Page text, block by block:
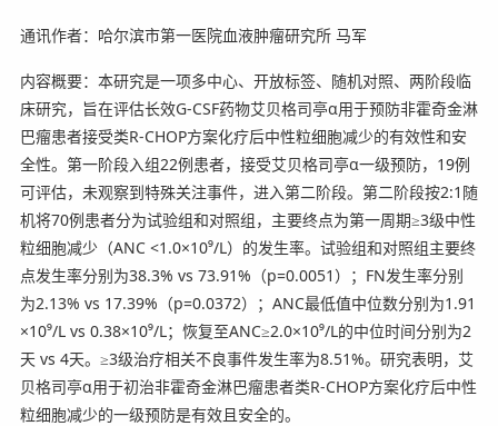
通讯作者：哈尔滨市第一医院血液肿瘤研究所 马军
内容概要：本研究是一项多中心、开放标签、随机对照、两阶段临
床研究，旨在评估长效G-CSF药物艾贝格司亭α用于预防非霍奇金淋
巴瘤患者接受类R-CHOP方案化疗后中性粒细胞减少的有效性和安
全性。第一阶段入组22例患者，接受艾贝格司亭α一级预防，19例
可评估，未观察到特殊关注事件，进入第二阶段。第二阶段按2:1随
机将70例患者分为试验组和对照组，主要终点为第一周期≥3级中性
粒细胞减少（ANC <1.0×10⁹/L）的发生率。试验组和对照组主要终
点发生率分别为38.3% vs 73.91%（p=0.0051）；FN发生率分别
为2.13% vs 17.39%（p=0.0372）；ANC最低值中位数分别为1.91
×10⁹/L vs 0.38×10⁹/L；恢复至ANC≥2.0×10⁹/L的中位时间分别为2
天 vs 4天。≥3级治疗相关不良事件发生率为8.51%。研究表明，艾
贝格司亭α用于初治非霍奇金淋巴瘤患者类R-CHOP方案化疗后中性
粒细胞减少的一级预防是有效且安全的。